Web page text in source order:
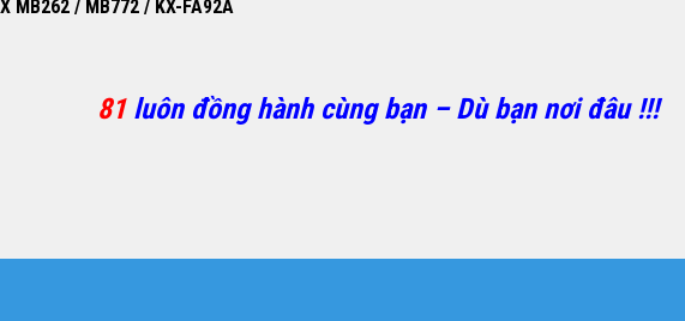
MB262 / MB772 / KX-FA92A
81luôn đồng hành cùng bạn – Dù bạn nơi đâu !!!